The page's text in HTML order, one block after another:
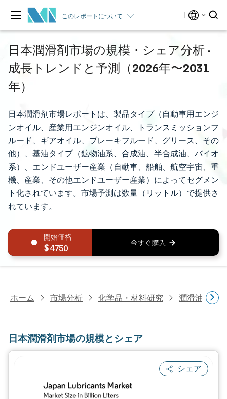
このレポートについて
日本潤滑剤市場の規模・シェア分析 -
成長トレンドと予測（2026年〜2031
年）
日本潤滑剤市場レポートは、製品タイプ（自動車用エンジ
ンオイル、産業用エンジンオイル、トランスミッションフ
ルード、ギアオイル、ブレーキフルード、グリース、その
他）、基油タイプ（鉱物油系、合成油、半合成油、バイオ
系）、エンドユーザー産業（自動車、船舶、航空宇宙、重
機、産業、その他エンドユーザー産業）によってセグメン
ト化されています。市場予測は数量（リットル）で提供さ
れています。
4750
ホーム 市場分析 化学品・材料研究 潤滑油・燃
日本潤滑剤市場の規模とシェア
シェア